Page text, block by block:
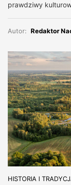
prawdziwy
Autor: Redaktor
HISTORIA I